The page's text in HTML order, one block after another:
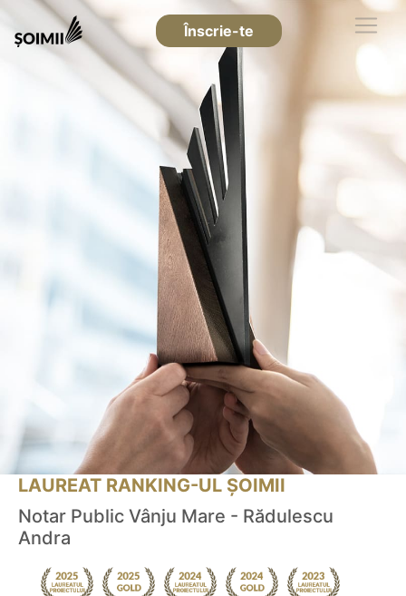
Înscrie-te
LAUREAT RANKING-UL ȘOIMII
Notar Public Vânju Mare - Rădulescu
Andra